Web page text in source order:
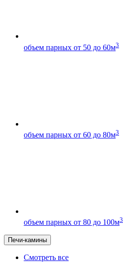
объем парных от 50 до 60м3
объем парных от 60 до 80м3
объем парных от 80 до 100м3
Печи-камины
Смотреть все